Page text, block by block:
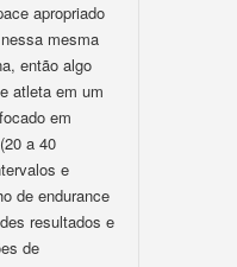
apropriado
mesma
então algo
atleta em um
em
a 40
e
de endurance
resultados e
de